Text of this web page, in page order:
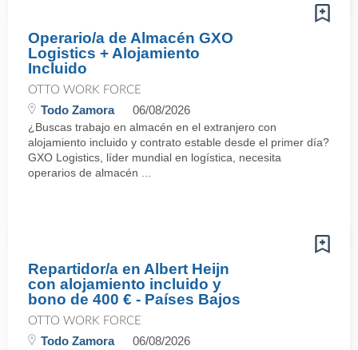
Operario/a de Almacén GXO
Logistics + Alojamiento
Incluido
OTTO WORK FORCE
Todo Zamora 06/08/2026
¿Buscas trabajo en almacén en el extranjero con
alojamiento incluido y contrato estable desde el primer día?
GXO Logistics, líder mundial en logística, necesita
operarios de almacén ...
Repartidor/a en Albert Heijn
con alojamiento incluido y
bono de 400 € - Países Bajos
OTTO WORK FORCE
Todo Zamora 06/08/2026